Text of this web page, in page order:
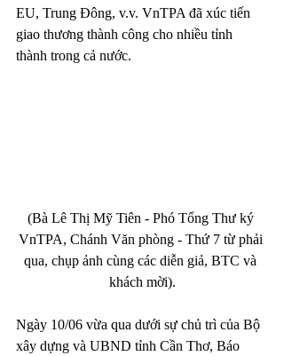
EU, Trung Đông, v.v. VnTPA đã xúc tiến
giao thương thành công cho nhiều tỉnh
thành trong cả nước.
(Bà Lê Thị Mỹ Tiên - Phó Tổng Thư ký
VnTPA, Chánh Văn phòng - Thứ 7 từ phải
qua, chụp ảnh cùng các diễn giả, BTC và
khách mời).
Ngày 10/06 vừa qua dưới sự chủ trì của Bộ
xây dựng và UBND tỉnh Cần Thơ, Báo